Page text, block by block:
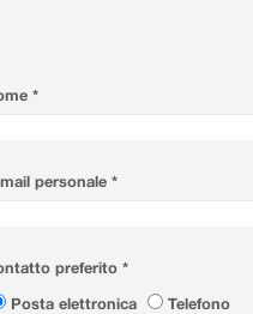
*
personale *
preferito *
Posta elettronica
Telefono